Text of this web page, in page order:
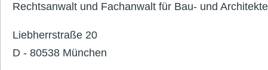
Rechtsanwalt und Fachanwalt für Bau- und
Liebherrstraße 20
D - 80538 München